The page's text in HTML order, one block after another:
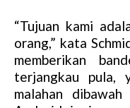
“Tujuan kami
orang,” kata
memberikan
terjangkau pula,
malahan